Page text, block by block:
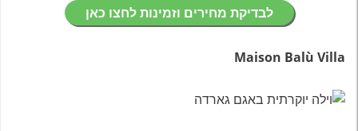
לבדיקת מחירים וזמינות לחצו כאן
Maison Balù Villa